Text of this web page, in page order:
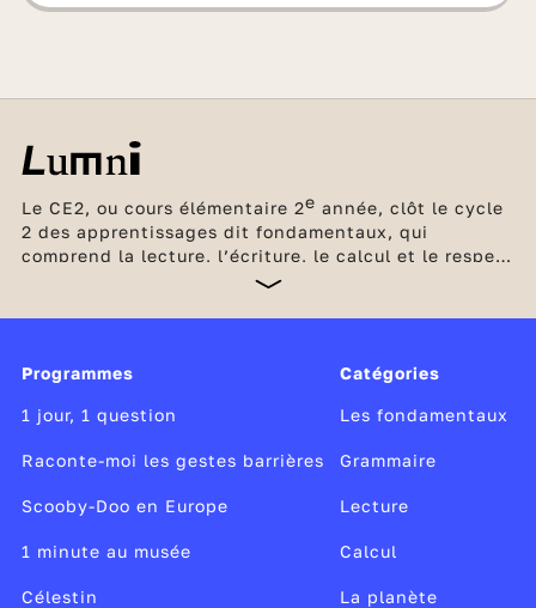
Le CE2, ou cours élémentaire 2e année, clôt le cycle
2 des apprentissages dit fondamentaux, qui
comprend la lecture, l’écriture, le calcul et le respect
d’autrui. La lecture à voix haute demeure une
écrite de l’élève. En mathématiques, le calcul mental
décimale, par l’entraînement et la mémorisation.
Programmes
1 jour, 1 question
Raconte-moi les gestes barrières
Scooby-Doo en Europe
1 minute au musée
Célestin
Catégories
Les fondamentaux
Grammaire
Lecture
Calcul
La planète